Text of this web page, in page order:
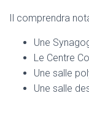
Il comprendra
Une
Le Centre
Une salle
Une salle